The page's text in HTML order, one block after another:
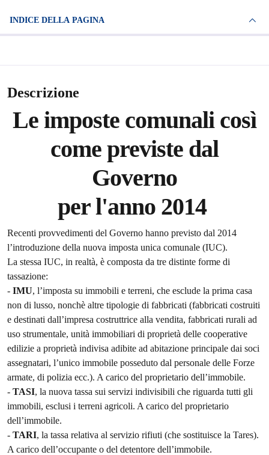
INDICE DELLA PAGINA
Descrizione
Le imposte comunali così
come previste dal
Governo
per l'anno 2014
Recenti provvedimenti del Governo hanno previsto dal 2014
l’introduzione della nuova imposta unica comunale (IUC).
La stessa IUC, in realtà, è composta da tre distinte forme di
tassazione:
- IMU, l’imposta su immobili e terreni, che esclude la prima casa
non di lusso, nonchè altre tipologie di fabbricati (fabbricati costruiti
e destinati dall’impresa costruttrice alla vendita, fabbricati rurali ad
uso strumentale, unità immobiliari di proprietà delle cooperative
edilizie a proprietà indivisa adibite ad abitazione principale dai soci
assegnatari, l’unico immobile posseduto dal personale delle Forze
armate, di polizia ecc.). A carico del proprietario dell’immobile.
- TASI, la nuova tassa sui servizi indivisibili che riguarda tutti gli
immobili, esclusi i terreni agricoli. A carico del proprietario
dell’immobile.
- TARI, la tassa relativa al servizio rifiuti (che sostituisce la Tares).
A carico dell’occupante o del detentore dell’immobile.